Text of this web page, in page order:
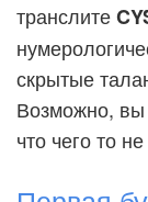
транслите
скрытые
Возможно, вы
что чего то